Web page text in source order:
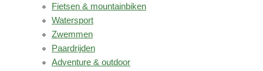
Fietsen & mountainbiken
Watersport
Zwemmen
Paardrijden
Adventure & outdoor